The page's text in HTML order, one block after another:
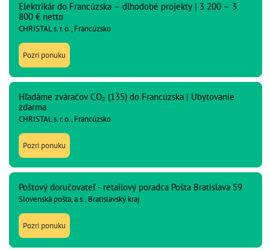
Elektrikár do Francúzska – dlhodobé projekty | 3 200 – 3
800 € netto
CHRISTAL s. r. o., Francúzsko
Pozri ponuku
Hľadáme zváračov CO₂ (135) do Francúzska | Ubytovanie
zdarma
CHRISTAL s. r. o., Francúzsko
Pozri ponuku
Poštový doručovateľ - retailový poradca Pošta Bratislava 59
Slovenská pošta, a.s., Bratislavský kraj
Pozri ponuku